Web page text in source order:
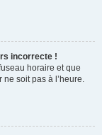
incorrecte !
horaire et que
soit pas à l’heure.